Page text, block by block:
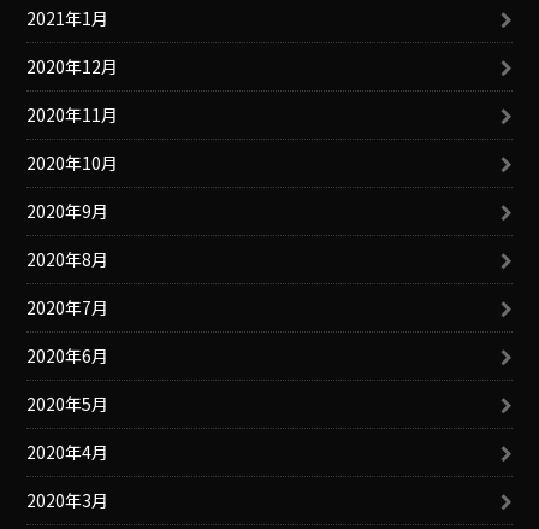
2021年1月
2020年12月
2020年11月
2020年10月
2020年9月
2020年8月
2020年7月
2020年6月
2020年5月
2020年4月
2020年3月